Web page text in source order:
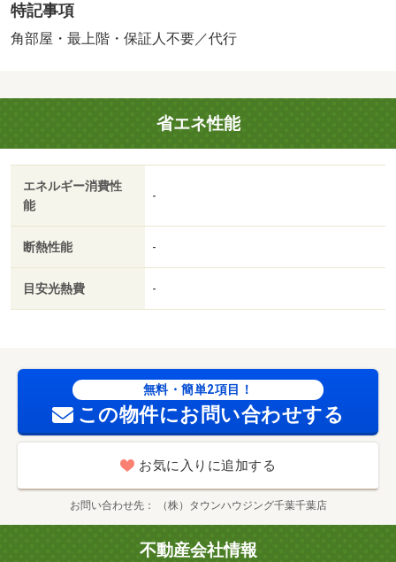
が可能★掲載しきれない他の写真もＬＩＮＥでお届けでき
ます★もちろん現地でのお待ち合わせも可！お気軽にお問
Ｖインターホン／浴室乾燥機／室内洗濯置／シューズボッ
クス／追焚機能浴室／角住戸／温水洗浄便座／洗面所独立
／駐輪場／宅配ボックス／ＣＡＴＶ／最上階／敷金不要／
対面式キッチン／照明付／ロフト／ウォークインクロゼッ
ト／保証人不要／ネット使用料不要／保証金不要／南西向
き／プロパンガス／ＢＳ／タイヨー（スーパー）まで３９
（その他）まで６５０ｍ／千葉医療センター（病院）まで
９５０ｍ／ツタヤ（その他）まで６５０ｍ／ドンキホーテ
（その他）まで７００ｍ
特記事項
角部屋・最上階・保証人不要／代行
省エネ性能
エネルギー消費性
能
-
断熱性能 -
目安光熱費 -
無料・簡単2項目！
この物件にお問い合わせする
お気に入りに追加する
お問い合わせ先 （株）タウンハウジング千葉千葉店
不動産会社情報